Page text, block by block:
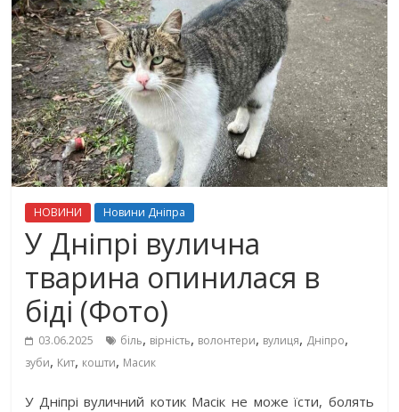
НОВИНИ Новини Дніпра
У Дніпрі вулична
тварина опинилася в
біді (Фото)
03.06.2025 біль, вірність, волонтери, вулиця, Дніпро,
зуби, Кит, кошти, Масик
У Дніпрі вуличний котик Масік не може їсти, болять